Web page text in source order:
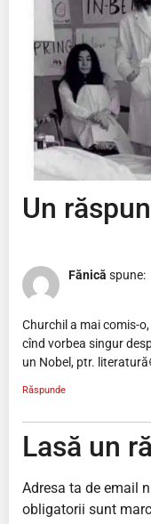
Un
Fănică spune:
Churchil a mai comis-
cînd vorbea singur
un Nobel, ptr.
Răspunde
Lasă un
Adresa ta de email
obligatorii sunt